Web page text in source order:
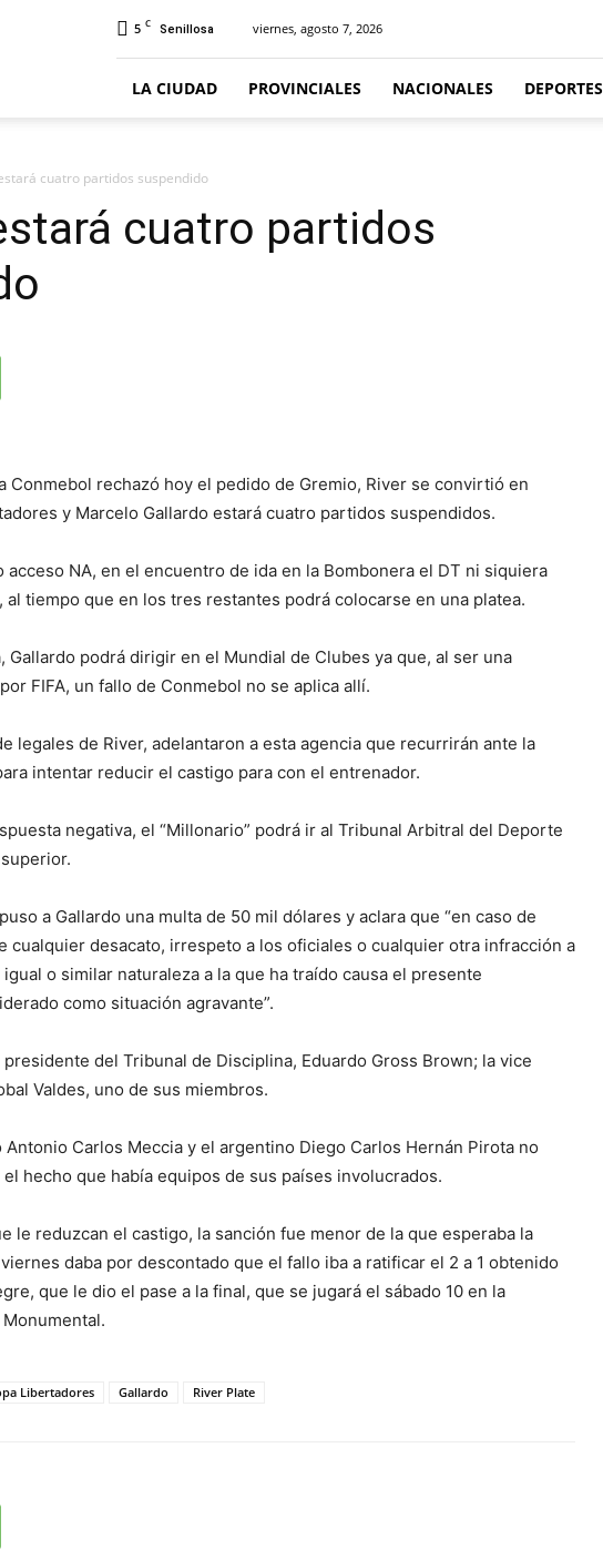
5 C Senillosa viernes, agosto 7, 2026
LA CIUDAD PROVINCIALES NACIONALES DEPORTES
cuatro partidos suspendido
cuatro partidos
Conmebol rechazó hoy el pedido de Gremio, River se convirtió en
y Marcelo Gallardo estará cuatro partidos suspendidos.
acceso NA, en el encuentro de ida en la Bombonera el DT ni siquiera
al tiempo que en los tres restantes podrá colocarse en una platea.
Gallardo podrá dirigir en el Mundial de Clubes ya que, al ser una
FIFA, un fallo de Conmebol no se aplica allí.
legales de River, adelantaron a esta agencia que recurrirán ante la
intentar reducir el castigo para con el entrenador.
negativa, el “Millonario” podrá ir al Tribunal Arbitral del Deporte
a Gallardo una multa de 50 mil dólares y aclara que “en caso de
cualquier desacato, irrespeto a los oficiales o cualquier otra infracción a
o similar naturaleza a la que ha traído causa el presente
como situación agravante”.
del Tribunal de Disciplina, Eduardo Gross Brown; la vice
Valdes, uno de sus miembros.
Carlos Meccia y el argentino Diego Carlos Hernán Pirota no
hecho que había equipos de sus países involucrados.
le reduzcan el castigo, la sanción fue menor de la que esperaba la
daba por descontado que el fallo iba a ratificar el 2 a 1 obtenido
que le dio el pase a la final, que se jugará el sábado 10 en la
Libertadores Gallardo River Plate